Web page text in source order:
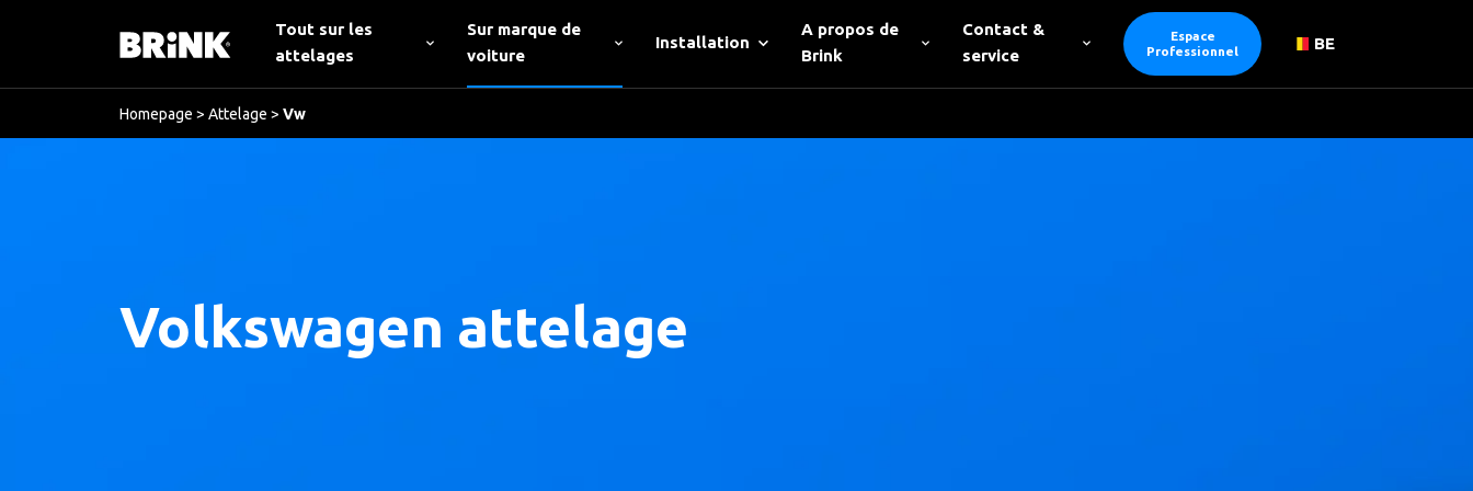
Tout sur les
attelages
Sur marque de
voiture
Installation
A propos de
Brink
Contact &
service
Espace
Professionnel
BE
Homepage > Attelage > Vw
Volkswagen attelage